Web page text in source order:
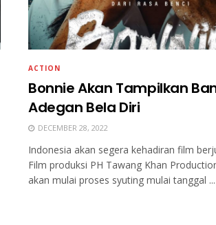
ACTION
Bonnie Akan Tampilkan
Adegan Bela Diri
DECEMBER 28, 2022
Indonesia akan segera kehadiran film
Film produksi PH Tawang Khan
akan mulai proses syuting mulai tanggal ...